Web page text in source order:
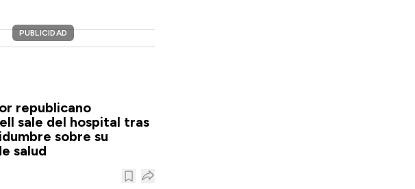
PUBLICIDAD
republicano
sale del hospital tras
sobre su
salud